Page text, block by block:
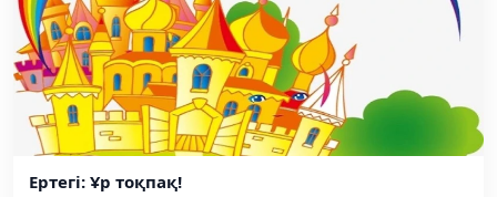
Ертегі: Ұр тоқпақ!